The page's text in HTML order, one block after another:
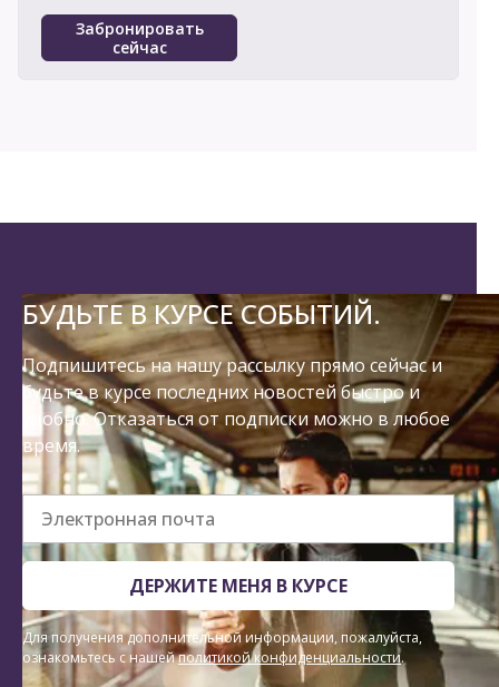
Забронировать
сейчас
БУДЬТЕ В КУРСЕ СОБЫТИЙ.
Подпишитесь на нашу рассылку прямо сейчас и
будьте в курсе последних новостей быстро и
удобно. Отказаться от подписки можно в любое
время.
Электронная почта
ДЕРЖИТЕ МЕНЯ В КУРСЕ
Для получения дополнительной информации, пожалуйста,
ознакомьтесь с нашейполитикой конфиденциальности.